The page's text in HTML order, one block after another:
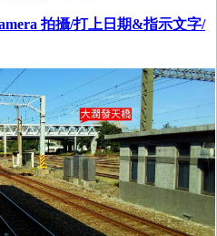
拍攝/打上日期&指示文字/